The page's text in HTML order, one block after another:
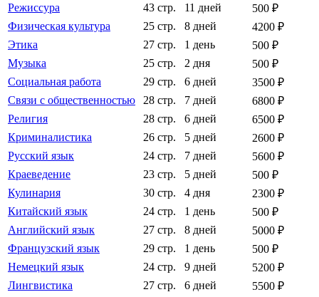
Режиссура 43 стр. 11 дней
500 ₽
Физическая культура
25 стр. 8 дней
4200 ₽
Этика
27 стр. 1 день
500 ₽
Музыка
25 стр. 2 дня
500 ₽
Социальная работа
29 стр. 6 дней
3500 ₽
Связи с общественностью
28 стр. 7 дней
6800 ₽
Религия
28 стр. 6 дней
6500 ₽
Криминалистика
26 стр. 5 дней
2600 ₽
Русский язык
24 стр. 7 дней
5600 ₽
Краеведение
23 стр. 5 дней
500 ₽
Кулинария
30 стр. 4 дня
2300 ₽
Китайский язык
24 стр. 1 день
500 ₽
Английский язык
27 стр. 8 дней
5000 ₽
Французский язык
29 стр. 1 день
500 ₽
Немецкий язык
24 стр. 9 дней
5200 ₽
Лингвистика
27 стр. 6 дней
5500 ₽